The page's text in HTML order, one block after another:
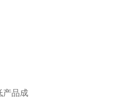
品成